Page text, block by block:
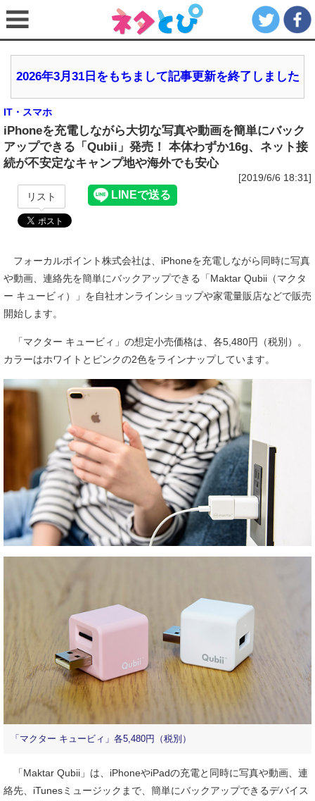
2026年3月31日をもちまして記事更新を終了しました
IT・スマホ
iPhoneを充電しながら大切な写真や動画を簡単にバック
アップできる「Qubii」発売！ 本体わずか16g、ネット接
続が不安定なキャンプ地や海外でも安心
[2019/6/6 18:31]
リスト
フォーカルポイント株式会社は、iPhoneを充電しながら同時に写真
や動画、連絡先を簡単にバックアップできる「Maktar Qubii（マクタ
ー キュービィ）」を自社オンラインショップや家電量販店などで販売
開始します。
「マクター キュービィ」の想定小売価格は、各5,480円（税別）。
カラーはホワイトとピンクの2色をラインナップしています。
「マクター キュービィ」各5,480円（税別）
「Maktar Qubii」は、iPhoneやiPadの充電と同時に写真や動画、連
絡先、iTunesミュージックまで、簡単にバックアップできるデバイス